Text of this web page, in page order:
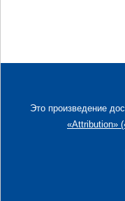
Это произведение
«Attribution»